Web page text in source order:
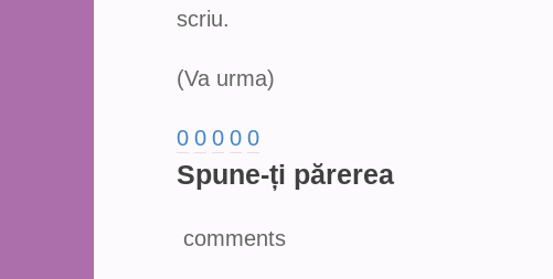
scriu.
(Va urma)
0 0 0 0 0
Spune-ți părerea
comments